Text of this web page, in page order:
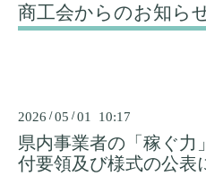
商工会からのお知ら
2026 /05 /01 10:17
県内事業者の「稼ぐ力
付要領及び様式の公表